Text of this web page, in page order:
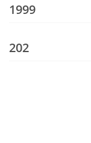
1999
202